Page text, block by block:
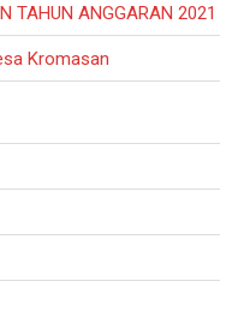
TAHUN ANGGARAN 2021
Kromasan